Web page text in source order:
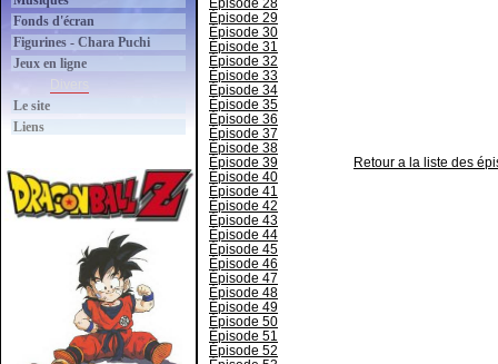
Fonds d'écran
Figurines - Chara Puchi
Jeux en ligne
Le site
Liens
Épisode 28
Épisode 29
Épisode 30
Épisode 31
Épisode 32
Épisode 33
Épisode 34
Épisode 35
Épisode 36
Épisode 37
Épisode 38
Épisode 39
Épisode 40
Épisode 41
Épisode 42
Épisode 43
Épisode 44
Épisode 45
Épisode 46
Épisode 47
Épisode 48
Épisode 49
Épisode 50
Épisode 51
Épisode 52
Retour a la liste des